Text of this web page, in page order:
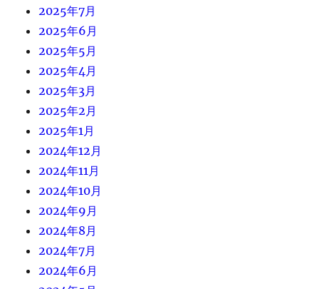
2025年7月
2025年6月
2025年5月
2025年4月
2025年3月
2025年2月
2025年1月
2024年12月
2024年11月
2024年10月
2024年9月
2024年8月
2024年7月
2024年6月